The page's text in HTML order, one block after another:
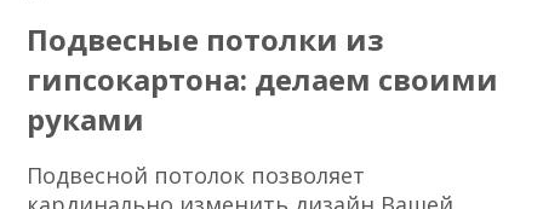
Подвесные потолки из
гипсокартона: делаем своими
руками
Подвесной потолок позволяет